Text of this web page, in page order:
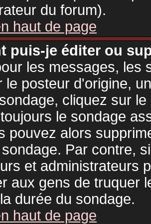
du forum).
haut de page
puis-je éditer ou
les messages, les
le posteur d'origine,
cliquez sur
le sondage
pouvez alors
Par contre,
et administrateurs
aux gens de truquer
durée du sondage.
haut de page